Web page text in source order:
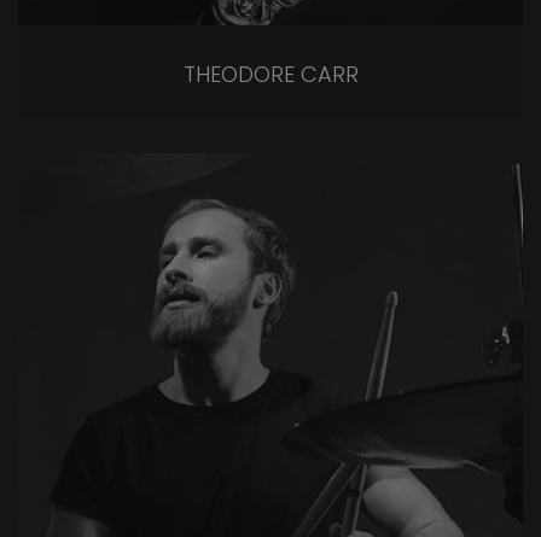
THEODORE CARR